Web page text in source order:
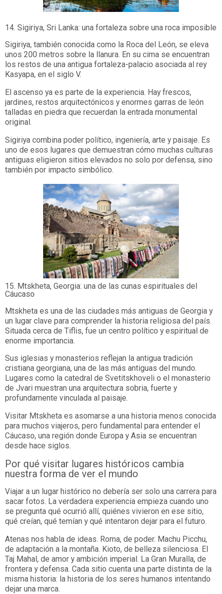
14. Sigiriya, Sri Lanka: una fortaleza sobre una roca imposible
Sigiriya, también conocida como la Roca del León, se eleva
unos 200 metros sobre la llanura. En su cima se encuentran
los restos de una antigua fortaleza-palacio asociada al rey
Kasyapa, en el siglo V.
El ascenso ya es parte de la experiencia. Hay frescos,
jardines, restos arquitectónicos y enormes garras de león
talladas en piedra que recuerdan la entrada monumental
original.
Sigiriya combina poder político, ingeniería, arte y paisaje. Es
uno de esos lugares que demuestran cómo muchas culturas
antiguas eligieron sitios elevados no solo por defensa, sino
también por impacto simbólico.
15. Mtskheta, Georgia: una de las cunas espirituales del
Cáucaso
Mtskheta es una de las ciudades más antiguas de Georgia y
un lugar clave para comprender la historia religiosa del país.
Situada cerca de Tiflis, fue un centro político y espiritual de
enorme importancia.
Sus iglesias y monasterios reflejan la antigua tradición
cristiana georgiana, una de las más antiguas del mundo.
Lugares como la catedral de Svetitskhoveli o el monasterio
de Jvari muestran una arquitectura sobria, fuerte y
profundamente vinculada al paisaje.
Visitar Mtskheta es asomarse a una historia menos conocida
para muchos viajeros, pero fundamental para entender el
Cáucaso, una región donde Europa y Asia se encuentran
desde hace siglos.
Por qué visitar lugares históricos cambia
nuestra forma de ver el mundo
Viajar a un lugar histórico no debería ser solo una carrera para
sacar fotos. La verdadera experiencia empieza cuando uno
se pregunta qué ocurrió allí, quiénes vivieron en ese sitio,
qué creían, qué temían y qué intentaron dejar para el futuro.
Atenas nos habla de ideas. Roma, de poder. Machu Picchu,
de adaptación a la montaña. Kioto, de belleza silenciosa. El
Taj Mahal, de amor y ambición imperial. La Gran Muralla, de
frontera y defensa. Cada sitio cuenta una parte distinta de la
misma historia: la historia de los seres humanos intentando
dejar una marca.